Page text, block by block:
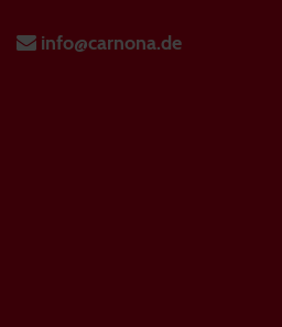
info@carnona.de